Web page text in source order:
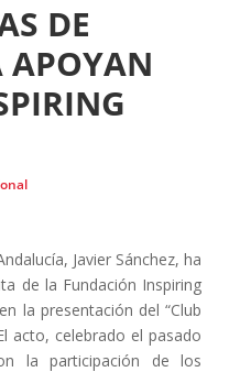
DE
Javier Sánchez, ha
de la Fundación Inspiring
la presentación del “Club
acto, celebrado el pasado
la participación de los